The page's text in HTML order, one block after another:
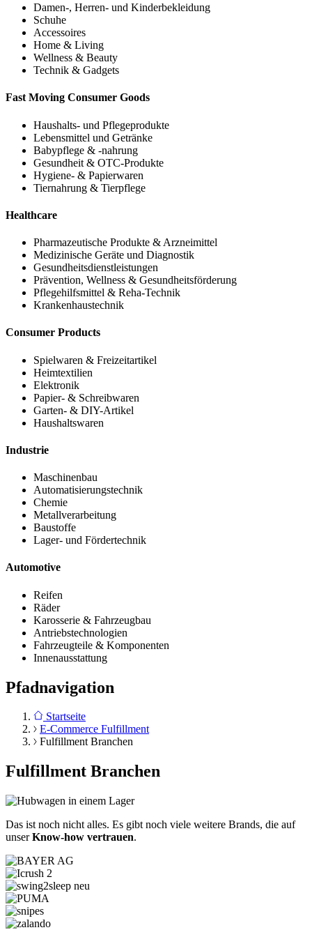
Damen-, Herren- und Kinderbekleidung
Schuhe
Accessoires
Home & Living
Wellness & Beauty
Technik & Gadgets
Fast Moving Consumer Goods
Haushalts- und Pflegeprodukte
Lebensmittel und Getränke
Babypflege & -nahrung
Gesundheit & OTC-Produkte
Hygiene- & Papierwaren
Tiernahrung & Tierpflege
Healthcare
Pharmazeutische Produkte & Arzneimittel
Medizinische Geräte und Diagnostik
Gesundheitsdienstleistungen
Prävention, Wellness & Gesundheitsförderung
Pflegehilfsmittel & Reha-Technik
Krankenhaustechnik
Consumer Products
Spielwaren & Freizeitartikel
Heimtextilien
Elektronik
Papier- & Schreibwaren
Garten- & DIY-Artikel
Haushaltswaren
Industrie
Maschinenbau
Automatisierungstechnik
Chemie
Metallverarbeitung
Baustoffe
Lager- und Fördertechnik
Automotive
Reifen
Räder
Karosserie & Fahrzeugbau
Antriebstechnologien
Fahrzeugteile & Komponenten
Innenausstattung
Pfadnavigation
Startseite
E-Commerce Fulfillment
Fulfillment Branchen
Fulfillment Branchen
Das ist noch nicht alles. Es gibt noch viele weitere Brands, die auf
unserKnow-how vertrauen.